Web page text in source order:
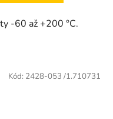
-60 až +200 °C.
Kód: 2428-053 /1.710731